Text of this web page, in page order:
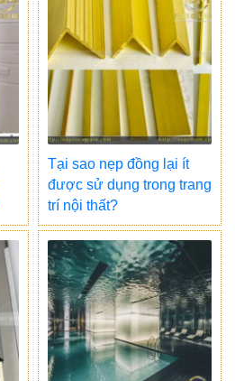
Tại sao nẹp đồng lại ít
được sử dụng trong trang
trí nội thất?